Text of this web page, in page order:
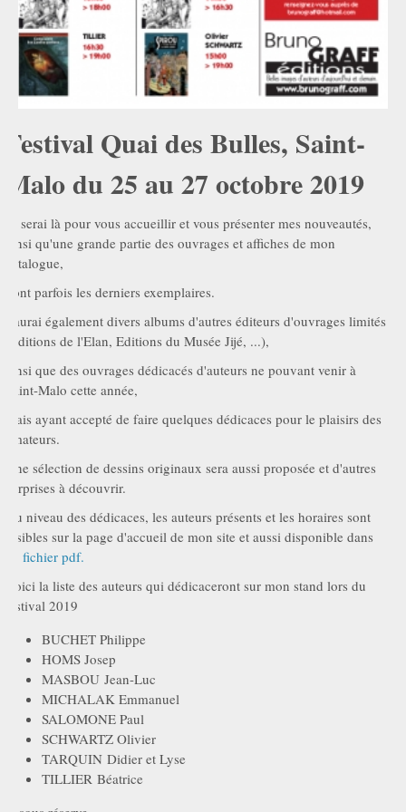
Festival Quai des Bulles, Saint-
Malo du 25 au 27 octobre 2019
Je serai là pour vous accueillir et vous présenter mes nouveautés,
ainsi qu'une grande partie des ouvrages et affiches de mon
catalogue,
dont parfois les derniers exemplaires.
J'aurai également divers albums d'autres éditeurs d'ouvrages limités
(Editions de l'Elan, Editions du Musée Jijé, ...),
ainsi que des ouvrages dédicacés d'auteurs ne pouvant venir à
Saint-Malo cette année,
mais ayant accepté de faire quelques dédicaces pour le plaisirs des
amateurs.
Une sélection de dessins originaux sera aussi proposée et d'autres
surprises à découvrir.
Au niveau des dédicaces, les auteurs présents et les horaires sont
visibles sur la page d'accueil de mon site et aussi disponible dans
fichier pdf.
Voici la liste des auteurs qui dédicaceront sur mon stand lors du
festival 2019
BUCHET Philippe
HOMS Josep
MASBOU Jean-Luc
MICHALAK Emmanuel
SALOMONE Paul
SCHWARTZ Olivier
TARQUIN Didier et Lyse
TILLIER Béatrice